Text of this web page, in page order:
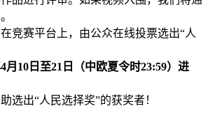
竞赛平台上，由公众在线投票选出“人
月10日至21日（中欧夏令时23:59）进
选出“人民选择奖”的获奖者！